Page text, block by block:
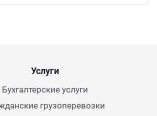
Услуги
Бухгалтерские услуги
грузоперевозки